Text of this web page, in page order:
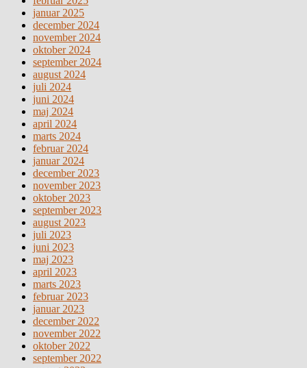
januar 2025
december 2024
november 2024
oktober 2024
september 2024
august 2024
juli 2024
juni 2024
maj 2024
april 2024
marts 2024
februar 2024
januar 2024
december 2023
november 2023
oktober 2023
september 2023
august 2023
juli 2023
juni 2023
maj 2023
april 2023
marts 2023
februar 2023
januar 2023
december 2022
november 2022
oktober 2022
september 2022